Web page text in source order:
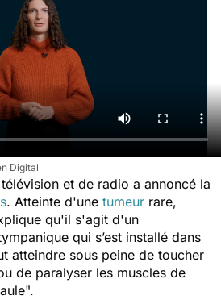
Digital
et de radio a annoncé la
. Atteinte d'une tumeur rare,
qu'il s'agit d'un
qui s’est installé dans
atteindre sous peine de toucher
de paralyser les muscles de